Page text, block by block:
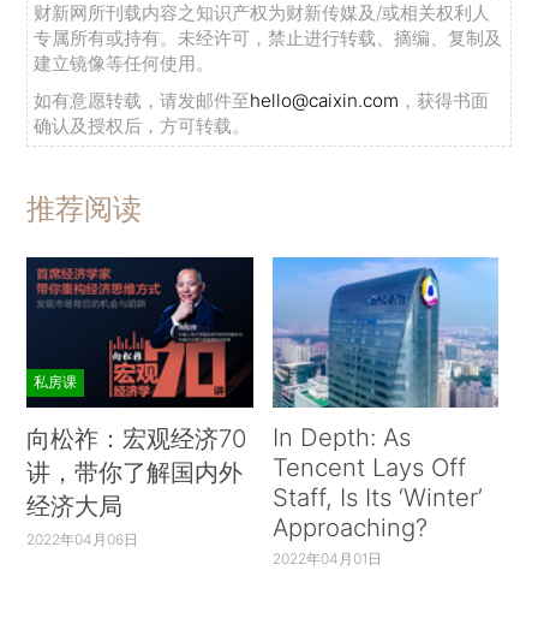
财新网所刊载内容之知识产权为财新传媒及/或相关权利人
专属所有或持有。未经许可，禁止进行转载、摘编、复制及
建立镜像等任何使用。
如有意愿转载，请发邮件至hello@caixin.com ，获得书面
确认及授权后，方可转载。
推荐阅读
私房课
向松祚：宏观经济70
讲，带你了解国内外
经济大局
2022年04月06日
In Depth: As
Tencent Lays Off
Staff, Is Its ‘Winter’
Approaching?
2022年04月01日